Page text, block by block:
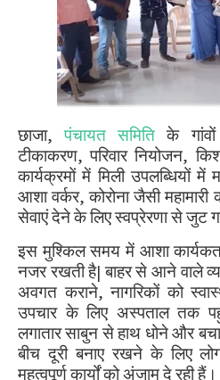
छाजा, पंचायत समिति के
टीकाकरण,परिवार नियोजन,
कार्यक्रमों में मिली उपलब्धियों में
आशा वर्कर,कोरोना जैसी
सेवाएं देने के लिए स्वप्रेरणा से जुट
इस मुश्किल समय में आशा
नजर रखती है|बाहर से आने वाले
अवगत कराने,नागरिकों को
उपचार के लिए अस्पताल तक
लगातार साबुन से हाथ धोने और
बीच दूरी बनाए रखने के लिए
महत्वपूर्ण कार्यों को अंजाम दे रही हैं।